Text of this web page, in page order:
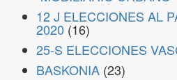
12 J ELECCIONES AL
2020 (16)
25-S ELECCIONES
BASKONIA (23)